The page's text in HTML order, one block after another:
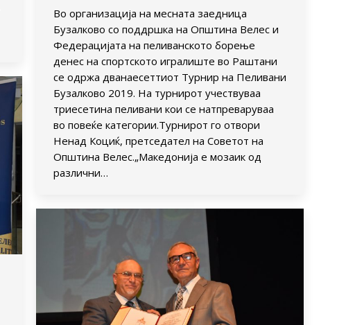
Во организација на месната заедница
Бузалково со поддршка на Општина Велес и
Федерацијата на пеливанското борење
денес на спортското игралиште во Раштани
се одржа дванаесеттиот Турнир на Пеливани
Бузалково 2019. На турнирот учествуваа
триесетина пеливани кои се натпреваруваа
во повеќе категории.Турнирот го отвори
Ненад Коциќ, претседател на Советот на
Општина Велес.„Македонија е мозаик од
различни…